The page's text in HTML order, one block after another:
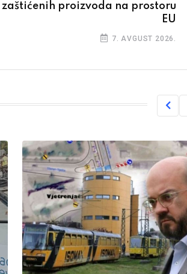
proizvoda na prostoru
EU
7. AVGUST 2026.